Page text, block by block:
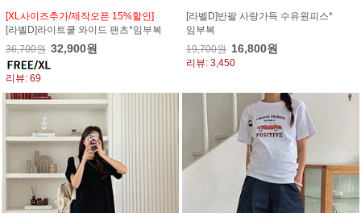
[XL사이즈추가/제작오픈 15%할인]
[라벨D]라이트쿨 와이드 팬츠*임부복
36,700원 32,900원
리뷰: 69
[라벨D]반팔 사랑가득 수유원피스*
임부복
19,700원 16,800원
리뷰: 3,450